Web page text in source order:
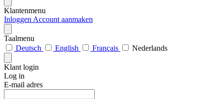
Klantenmenu
Inloggen Account aanmaken
Taalmenu
Deutsch
English Français Nederlands
Klant login
Log in
E-mail adres